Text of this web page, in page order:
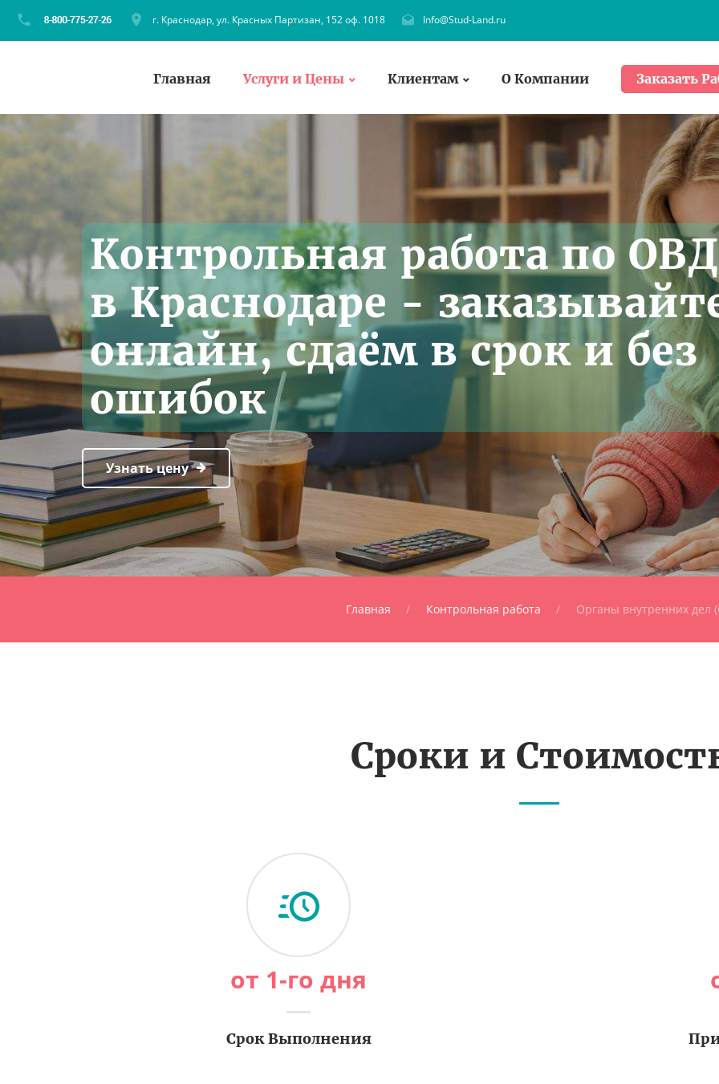
г. Краснодар, ул. Красных Партизан, 152 оф. 1018 Info@Stud-Land.ru
Главная Услуги и Цены Клиентам О Компании Заказать
Контрольная работа по ОВД
в Краснодаре -
онлайн, сдаём в срок и без
ошибок
Узнать цену
Главная Контрольная работа Органы внутренних дел
Сроки и
от 1-го дня
Срок Выполнения